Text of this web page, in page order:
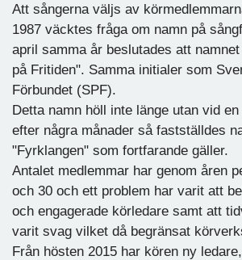
Att sångerna väljs av
1987 väcktes fråga om namn på
april samma år beslutades att
på Fritiden". Samma initialer som
Förbundet (SPF).
Detta namn höll inte länge utan vid
efter några månader så fastställdes
"Fyrklangen" som fortfarande gäller.
Antalet medlemmar har genom åren
och 30 och ett problem har varit att
och engagerade körledare samt att
varit svag vilket då begränsat
Från hösten 2015 har kören ny